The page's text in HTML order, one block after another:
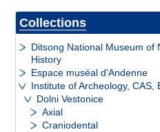
Collections
Ditsong National Museum of
History
Espace muséal d’Andenne
Institute of Archeology, CAS,
Dolni Vestonice
Axial
Craniodental